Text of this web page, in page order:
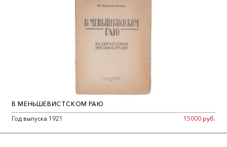
В МЕНЬШЕВИСТСКОМ РАЮ
Год выпуска 1921
15000 руб.